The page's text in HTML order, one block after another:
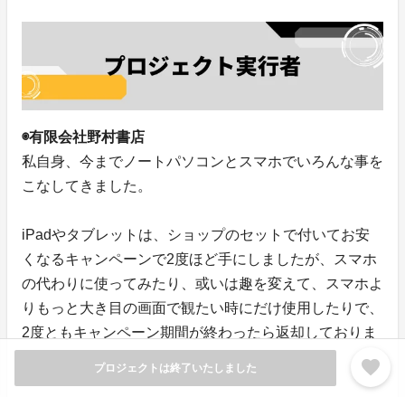
プロジェクトは終了いたしました favorite
◉有限会社野村書店
私自身、今までノートパソコンとスマホでいろんな事を
こなしてきました。
iPadやタブレットは、ショップのセットで付いてお安
くなるキャンペーンで2度ほど手にしましたが、スマホ
の代わりに使ってみたり、或いは趣を変えて、スマホよ
りもっと大き目の画面で観たい時にだけ使用したりで、
2度ともキャンペーン期間が終わったら返却しておりま